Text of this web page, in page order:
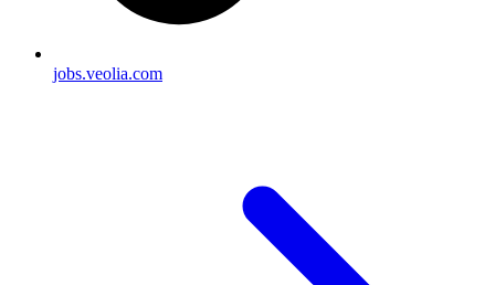
jobs.veolia.com